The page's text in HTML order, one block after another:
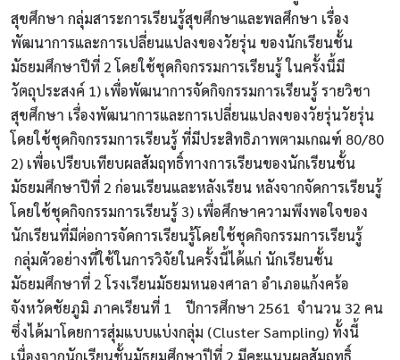
สุขศึกษา กลุ่มสาระการเรียนรู้สุขศึกษาและพลศึกษา เรื่อง
พัฒนาการและการเปลี่ยนแปลงของวัยรุ่น ของนักเรียนชั้น
มัธยมศึกษาปีที่ 2 โดยใช้ชุดกิจกรรมการเรียนรู้ ในครั้งนี้มี
วัตถุประสงค์ 1) เพื่อพัฒนาการจัดกิจกรรมการเรียนรู้ รายวิชา
สุขศึกษา เรื่องพัฒนาการและการเปลี่ยนแปลงของวัยรุ่นวัยรุ่น
โดยใช้ชุดกิจกรรมการเรียนรู้ ที่มีประสิทธิภาพตามเกณฑ์ 80/80
2) เพื่อเปรียบเทียบผลสัมฤทธิ์ทางการเรียนของนักเรียนชั้น
มัธยมศึกษาปีที่ 2 ก่อนเรียนและหลังเรียน หลังจากจัดการเรียนรู้
โดยใช้ชุดกิจกรรมการเรียนรู้ 3) เพื่อศึกษาความพึงพอใจของ
นักเรียนที่มีต่อการจัดการเรียนรู้โดยใช้ชุดกิจกรรมการเรียนรู้
กลุ่มตัวอย่างที่ใช้ในการวิจัยในครั้งนี้ได้แก่ นักเรียนชั้น
มัธยมศึกษาที่ 2 โรงเรียนมัธยมหนองศาลา อำเภอแก้งคร้อ
จังหวัดชัยภูมิ ภาคเรียนที่ 1 ปีการศึกษา 2561 จำนวน 32 คน
ซึ่งได้มาโดยการสุ่มแบบแบ่งกลุ่ม (Cluster Sampling) ทั้งนี้
เนื่องจากนักเรียนชั้นมัธยมศึกษาปีที่ 2 มีคะแนนผลสัมฤทธิ์